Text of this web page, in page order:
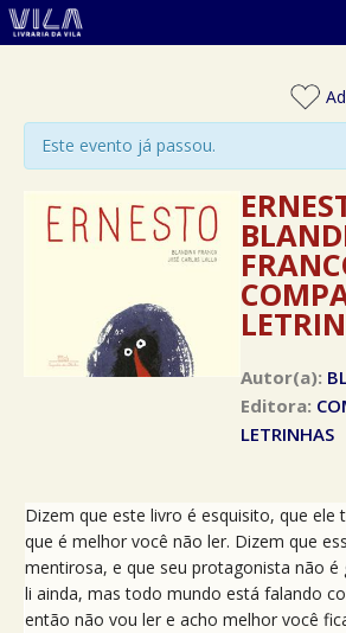
Este evento já passou.
Autor(a):
Editora:
LETRINHAS
Dizem que este livro é esquisito, que ele
que é melhor você não ler. Dizem que
mentirosa, e que seu protagonista não é
li ainda, mas todo mundo está falando
então não vou ler e acho melhor você